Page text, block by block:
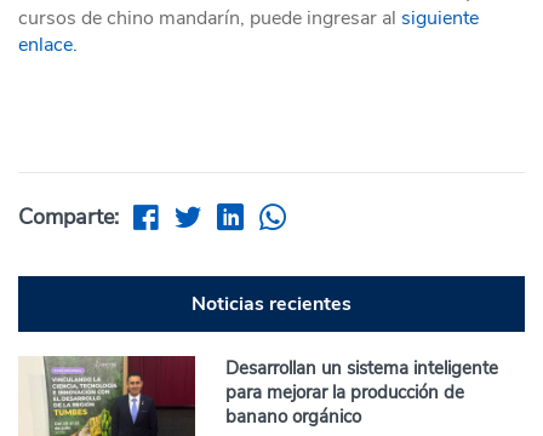
cursos de chino mandarín, puede ingresar al siguiente
enlace.
Comparte:
Noticias recientes
Desarrollan un sistema inteligente
para mejorar la producción de
banano orgánico